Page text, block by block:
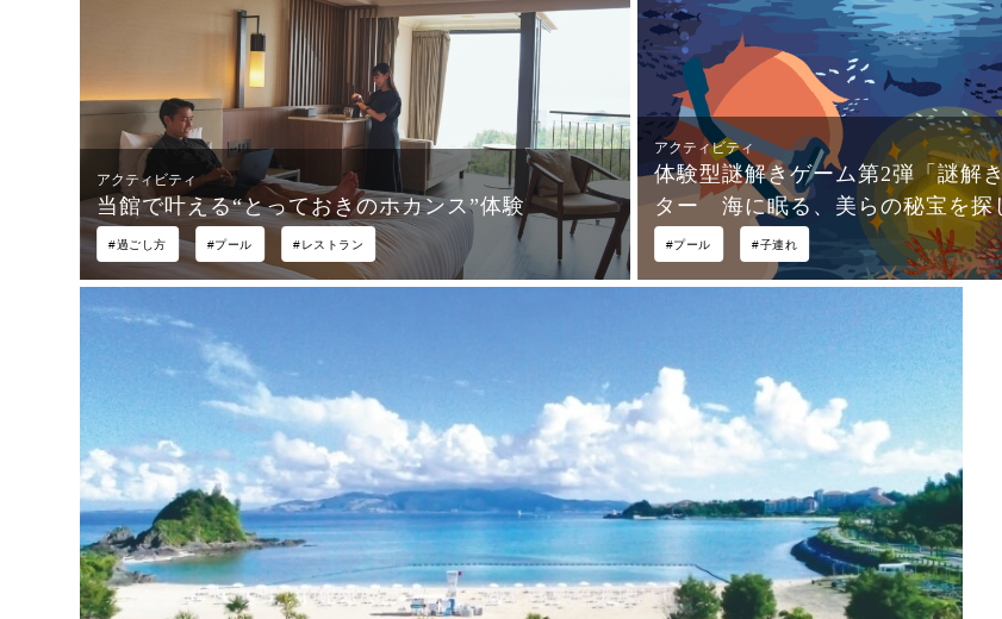
朝食のご案内
Special
おすすめ情報・プラン
2026 夏休みイベント情報
2026 夏休み/9月イベント情報 伝統芸能
アクティビティ
#過ごし方 #プール #レストラン
当館で叶える“とっておきのホカンス”体験
アクティビティ
#プール #子連れ
体験型謎解きゲーム第2弾「謎解
ター 海に眠る、美らの秘宝を探